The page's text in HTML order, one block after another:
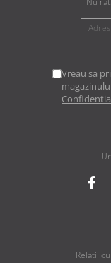
Vreau sa
Relatii